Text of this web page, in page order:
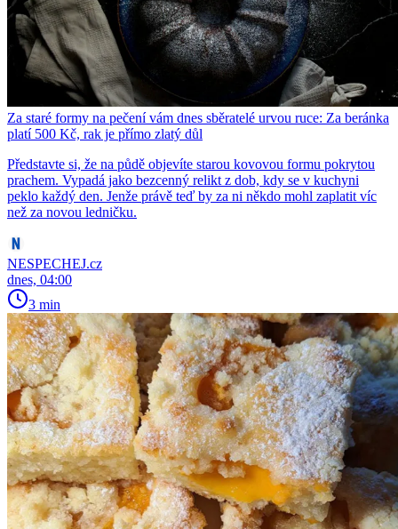
Za staré formy na pečení vám dnes sběratelé urvou ruce: Za beránka
platí 500 Kč, rak je přímo zlatý důl
Představte si, že na půdě objevíte starou kovovou formu pokrytou
prachem. Vypadá jako bezcenný relikt z dob, kdy se v kuchyni
peklo každý den. Jenže právě teď by za ni někdo mohl zaplatit víc
než za novou ledničku.
NESPECHEJ.cz
dnes, 04:00
3 min